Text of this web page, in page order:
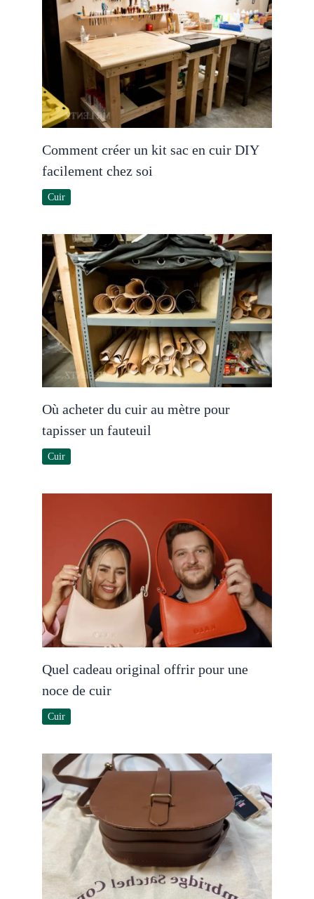
Comment créer un kit sac en cuir DIY
facilement chez soi
Cuir
Où acheter du cuir au mètre pour
tapisser un fauteuil
Cuir
Quel cadeau original offrir pour une
noce de cuir
Cuir